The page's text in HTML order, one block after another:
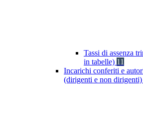
Tassi di assenza
in tabelle) 11
Incarichi conferiti e
(dirigenti e non dirigenti)